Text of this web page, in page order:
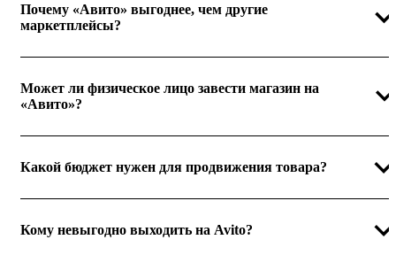
Почему «Авито» выгоднее, чем другие
маркетплейсы?
Может ли физическое лицо завести магазин на
«Авито»?
Какой бюджет нужен для продвижения товара?
Кому невыгодно выходить на Avito?